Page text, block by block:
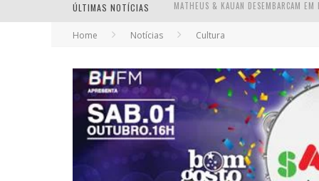
ÚLTIMAS NOTÍCIAS
APÓS SAIR DA KONDZILLA, DJ DANNY
Home Notícias Cultura